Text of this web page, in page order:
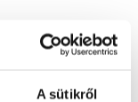
A sütikről